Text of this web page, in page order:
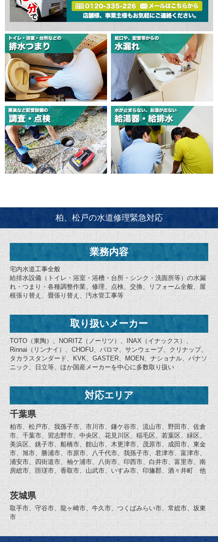
柏、松戸の水道修理緊急対応
業務内容
宅内水道工事全般
給排水設備（トイレ・浴室・浴槽・台所・シンク・洗面所等）の水漏
れ・つまり・各種調整作業、修理、点検、交換、リフォーム全般、屋
根張り替え、畳張り替え、汚水管工事等
取り扱いメーカー
TOTO（東陶）、NORITZ（ノーリツ）、INAX（イナックス）、
Rinnai（リンナイ）、CHOFU、パロマ、サンウェーブ、クリナップ、
タカラスタンダード、KVK、GASTER、MOEN、ナショナル、パナソ
ニック、日立等、ほか国産メーカーを中心に多数取り扱い
対応エリア
千葉県
柏市、松戸市、我孫子市、市川市、鎌ケ谷市、流山市、野田市、佐倉
市、千葉市、習志野市、中央区、花見川区、稲毛区、若葉区、緑区、
美浜区、銚子市、船橋市、館山市、木更津市、茂原市、成田市、東金
市、旭市、勝浦市、市原市、八千代市、我孫子市、君津市、富津市、
浦安市、四街道市、袖ケ浦市、八街市、印西市、白井市、富里市、南
房総市、匝瑳市、香取市、山武市、いすみ市、印旛郡、酒々井町 他
茨城県
取手市、守谷市、龍ヶ崎市、牛久市、つくばみらい市、常総市、坂東
市